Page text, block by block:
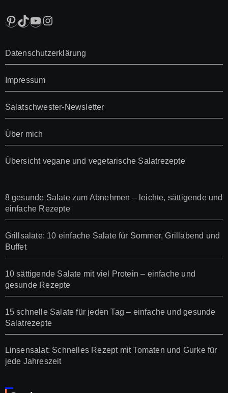
Pinterest
TikTok
YouTube
Instagram
Datenschutzerklärung
Impressum
Salatschwester-Newsletter
Über mich
Übersicht vegane und vegetarische Salatrezepte
8 gesunde Salate zum Abnehmen – leichte, sättigende und
einfache Rezepte
Grillsalate: 10 einfache Salate für Sommer, Grillabend und
Buffet
10 sättigende Salate mit viel Protein – einfache und
gesunde Rezepte
15 schnelle Salate für jeden Tag – einfache und gesunde
Salatrezepte
Linsensalat: Schnelles Rezept mit Tomaten und Gurke für
jede Jahreszeit